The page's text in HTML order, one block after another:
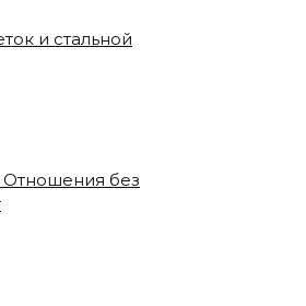
и стальной
Отношения без